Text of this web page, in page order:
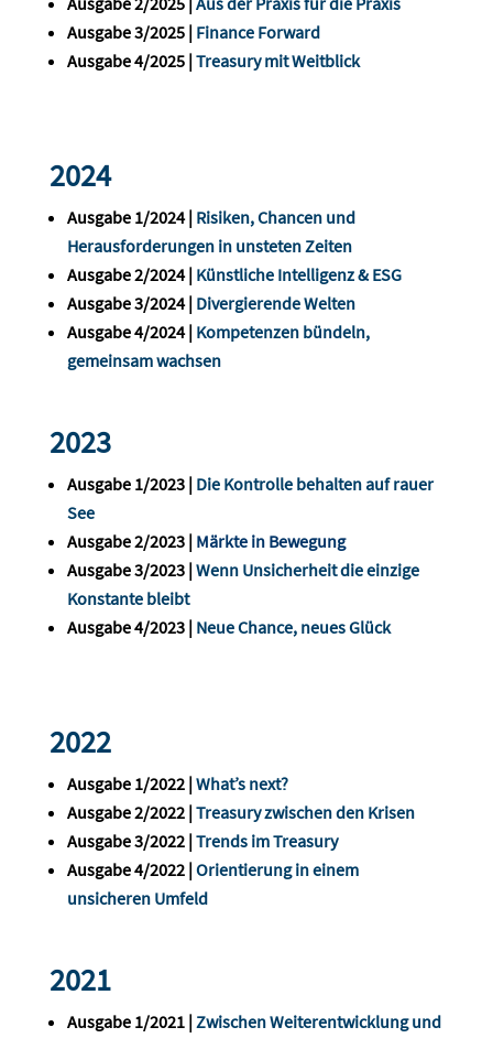
Ausgabe 3/2025 | Finance Forward
Ausgabe 4/2025 | Treasury mit Weitblick
2024
Ausgabe 1/2024 | Risiken, Chancen und
Herausforderungen in unsteten Zeiten
Ausgabe 2/2024 | Künstliche Intelligenz & ESG
Ausgabe 3/2024 | Divergierende Welten
Ausgabe 4/2024 | Kompetenzen bündeln,
gemeinsam wachsen
2023
Ausgabe 1/2023 | Die Kontrolle behalten auf rauer
See
Ausgabe 2/2023 | Märkte in Bewegung
Ausgabe 3/2023 | Wenn Unsicherheit die einzige
Konstante bleibt
Ausgabe 4/2023 | Neue Chance, neues Glück
2022
Ausgabe 1/2022 | What’s next?
Ausgabe 2/2022 | Treasury zwischen den Krisen
Ausgabe 3/2022 | Trends im Treasury
Ausgabe 4/2022 | Orientierung in einem
unsicheren Umfeld
2021
Ausgabe 1/2021 | Zwischen Weiterentwicklung und